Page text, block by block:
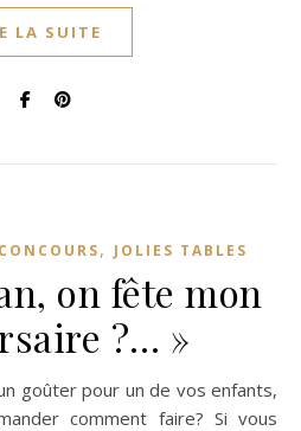
LA SUITE
, JOLIES TABLES
on fête mon
?… »
comment faire? Si vous